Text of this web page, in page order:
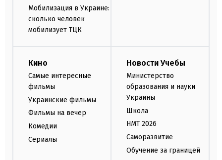
Мобилизация в Украине:
сколько человек
мобилизует ТЦК
Кино
Самые интересные
фильмы
Украинские фильмы
Фильмы на вечер
Комедии
Сериалы
Новости Учебы
Министерство
образования и науки
Украины
Школа
НМТ 2026
Саморазвитие
Обучение за границей